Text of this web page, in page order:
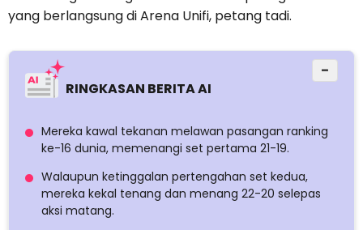
yang berlangsung di Arena Unifi, petang tadi.
RINGKASAN BERITA AI
−
Mereka kawal tekanan melawan pasangan ranking
ke-16 dunia, memenangi set pertama 21-19.
Walaupun ketinggalan pertengahan set kedua,
mereka kekal tenang dan menang 22-20 selepas
aksi matang.